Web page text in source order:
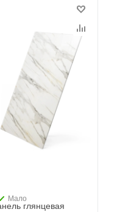
глянцевая
Мало